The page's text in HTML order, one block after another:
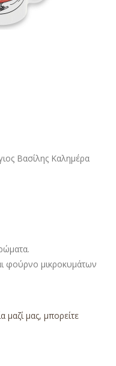
Βασίλης Καλημέρα
φούρνο μικροκυμάτων
μαζί μας, μπορείτε